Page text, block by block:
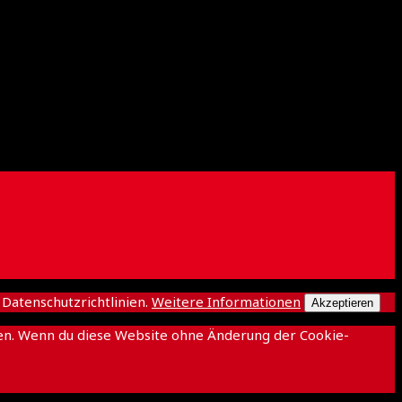
Weitere Informationen Akzeptieren
Wenn du diese Website ohne Änderung der Cookie-